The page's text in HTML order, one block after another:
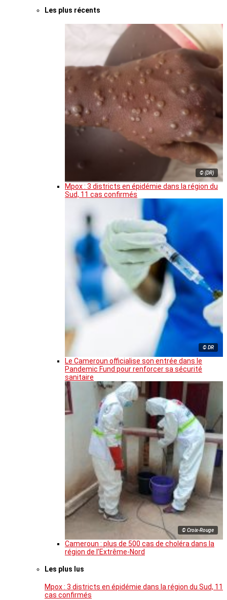
Les plus récents
© (DR)
Mpox : 3 districts en épidémie dans la région du
Sud, 11 cas confirmés
© DR
Le Cameroun officialise son entrée dans le
Pandemic Fund pour renforcer sa sécurité
sanitaire
© Croix-Rouge
Cameroun : plus de 500 cas de choléra dans la
région de l’Extrême-Nord
Les plus lus
Mpox : 3 districts en épidémie dans la région du Sud, 11
cas confirmés